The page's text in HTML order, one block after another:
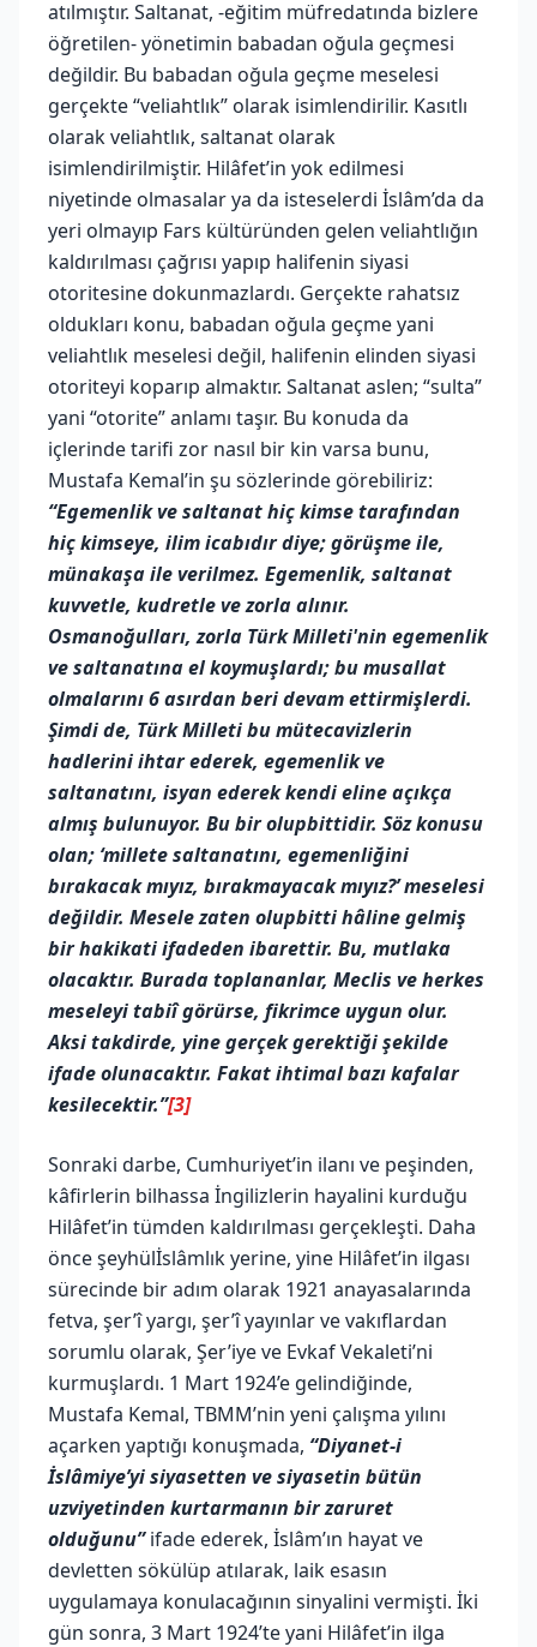
atılmıştır. Saltanat, -eğitim müfredatında bizlere
öğretilen- yönetimin babadan oğula geçmesi
değildir. Bu babadan oğula geçme meselesi
gerçekte “veliahtlık” olarak isimlendirilir. Kasıtlı
olarak veliahtlık, saltanat olarak
isimlendirilmiştir. Hilâfet’in yok edilmesi
niyetinde olmasalar ya da isteselerdi İslâm’da da
yeri olmayıp Fars kültüründen gelen veliahtlığın
kaldırılması çağrısı yapıp halifenin siyasi
otoritesine dokunmazlardı. Gerçekte rahatsız
oldukları konu, babadan oğula geçme yani
veliahtlık meselesi değil, halifenin elinden siyasi
otoriteyi koparıp almaktır. Saltanat aslen; “sulta”
yani “otorite” anlamı taşır. Bu konuda da
içlerinde tarifi zor nasıl bir kin varsa bunu,
Mustafa Kemal’in şu sözlerinde görebiliriz:
“Egemenlik ve saltanat hiç kimse tarafından
hiç kimseye, ilim icabıdır diye; görüşme ile,
münakaşa ile verilmez. Egemenlik, saltanat
kuvvetle, kudretle ve zorla alınır.
Osmanoğulları, zorla Türk Milleti'nin egemenlik
ve saltanatına el koymuşlardı; bu musallat
olmalarını 6 asırdan beri devam ettirmişlerdi.
Şimdi de, Türk Milleti bu mütecavizlerin
hadlerini ihtar ederek, egemenlik ve
saltanatını, isyan ederek kendi eline açıkça
almış bulunuyor. Bu bir olupbittidir. Söz konusu
olan; ‘millete saltanatını, egemenliğini
bırakacak mıyız, bırakmayacak mıyız?’ meselesi
değildir. Mesele zaten olupbitti hâline gelmiş
bir hakikati ifadeden ibarettir. Bu, mutlaka
olacaktır. Burada toplananlar, Meclis ve herkes
meseleyi tabiî görürse, fikrimce uygun olur.
Aksi takdirde, yine gerçek gerektiği şekilde
ifade olunacaktır. Fakat ihtimal bazı kafalar
kesilecektir.”[3]
Sonraki darbe, Cumhuriyet’in ilanı ve peşinden,
kâfirlerin bilhassa İngilizlerin hayalini kurduğu
Hilâfet’in tümden kaldırılması gerçekleşti. Daha
önce şeyhülİslâmlık yerine, yine Hilâfet’in ilgası
sürecinde bir adım olarak 1921 anayasalarında
fetva, şer’î yargı, şer’î yayınlar ve vakıflardan
sorumlu olarak, Şer’iye ve Evkaf Vekaleti’ni
kurmuşlardı. 1 Mart 1924’e gelindiğinde,
Mustafa Kemal, TBMM’nin yeni çalışma yılını
açarken yaptığı konuşmada, “Diyanet-i
İslâmiye’yi siyasetten ve siyasetin bütün
uzviyetinden kurtarmanın bir zaruret
olduğunu”ifade ederek, İslâm’ın hayat ve
devletten sökülüp atılarak, laik esasın
uygulamaya konulacağının sinyalini vermişti. İki
gün sonra, 3 Mart 1924’te yani Hilâfet’in ilga